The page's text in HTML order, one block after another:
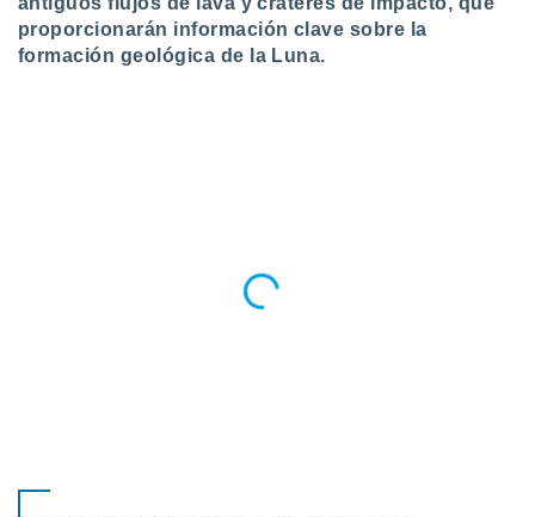
proporcionarán información clave sobre la
formación geológica de la Luna.